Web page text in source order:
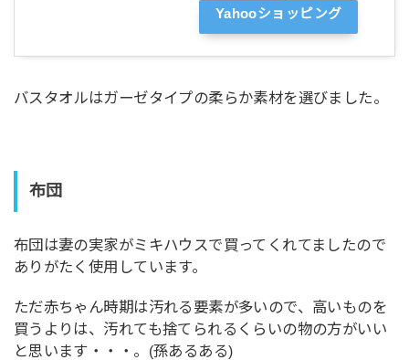
Yahooショッピング
バスタオルはガーゼタイプの柔らか素材を選びました。
布団
布団は妻の実家がミキハウスで買ってくれてましたので
ありがたく使用しています。
ただ赤ちゃん時期は汚れる要素が多いので、高いものを
買うよりは、汚れても捨てられるくらいの物の方がいい
と思います・・・。(孫あるある)